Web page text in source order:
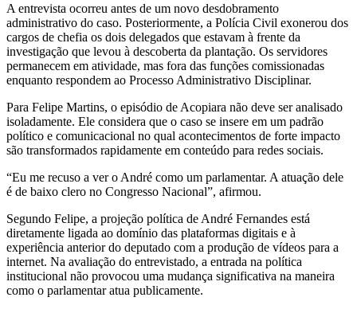
A entrevista ocorreu antes de um novo desdobramento
administrativo do caso. Posteriormente, a Polícia Civil exonerou dos
cargos de chefia os dois delegados que estavam à frente da
investigação que levou à descoberta da plantação. Os servidores
permanecem em atividade, mas fora das funções comissionadas
enquanto respondem ao Processo Administrativo Disciplinar.
Para Felipe Martins, o episódio de Acopiara não deve ser analisado
isoladamente. Ele considera que o caso se insere em um padrão
político e comunicacional no qual acontecimentos de forte impacto
são transformados rapidamente em conteúdo para redes sociais.
“Eu me recuso a ver o André como um parlamentar. A atuação dele
é de baixo clero no Congresso Nacional”, afirmou.
Segundo Felipe, a projeção política de André Fernandes está
diretamente ligada ao domínio das plataformas digitais e à
experiência anterior do deputado com a produção de vídeos para a
internet. Na avaliação do entrevistado, a entrada na política
institucional não provocou uma mudança significativa na maneira
como o parlamentar atua publicamente.